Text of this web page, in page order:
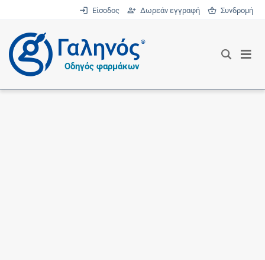
Είσοδος Δωρεάν εγγραφή Συνδρομή
®
Οδηγός φαρμάκων